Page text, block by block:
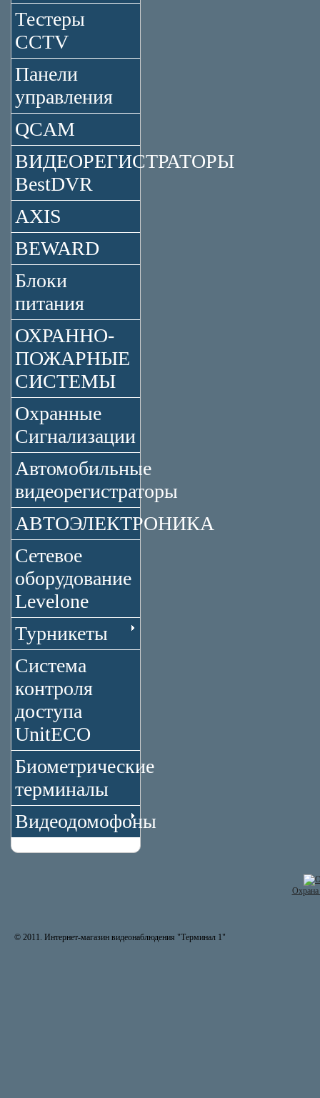
Тестеры
CCTV
Панели
управления
QCAM
ВИДЕОРЕГИСТРАТОРЫ
BestDVR
AXIS
BEWARD
Блоки
питания
ОХРАННО-
ПОЖАРНЫЕ
СИСТЕМЫ
Охранные
Сигнализации
Автомобильные
видеорегистраторы
АВТОЭЛЕКТРОНИКА
Сетевое
оборудование
Levelone
Турникеты
Система
контроля
доступа
UnitECO
Биометрические
терминалы
Видеодомофоны
© 2011. Интернет-магазин видеонаблюдения "Терминал 1"